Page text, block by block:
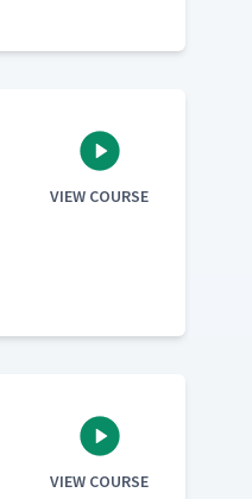
VIEW COURSE
VIEW COURSE